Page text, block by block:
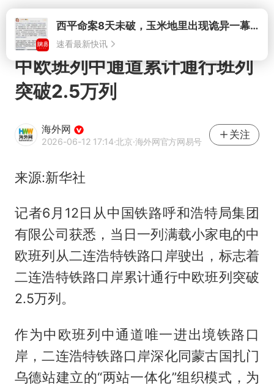
打开西平命案8天未破，玉米地里出现诡异一幕，我突然想起了欧金中
速看最新快讯
中欧班列中通道累计通行班列
突破2.5万列
海外网
2026-06-12 17:14·北京·海外网官方网易号
关注
来源:新华社
记者6月12日从中国铁路呼和浩特局集团
有限公司获悉，当日一列满载小家电的中
欧班列从二连浩特铁路口岸驶出，标志着
二连浩特铁路口岸累计通行中欧班列突破
2.5万列。
作为中欧班列中通道唯一进出境铁路口
岸，二连浩特铁路口岸深化同蒙古国扎门
乌德站建立的“两站一体化”组织模式，为